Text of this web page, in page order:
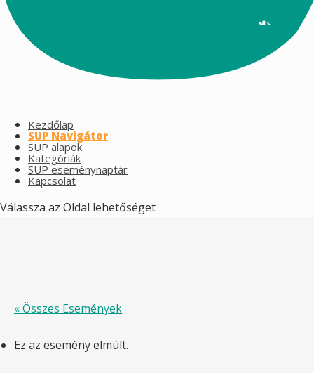
Kezdőlap
SUP Navigátor
SUP alapok
Kategóriák
SUP eseménynaptár
Kapcsolat
Válassza az Oldal lehetőséget
« Összes Események
Ez az esemény elmúlt.